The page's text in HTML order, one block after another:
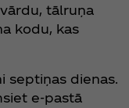
tālruņa
kodu, kas
septiņas dienas.
e-pastā